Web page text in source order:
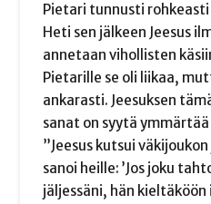
Pietari tunnusti rohkeasti
Heti sen jälkeen Jeesus
annetaan vihollisten
Pietarille se oli liikaa,
ankarasti. Jeesuksen
sanat on syytä
”Jeesus kutsui
sanoi heille: ’Jos joku
jäljessäni, hän